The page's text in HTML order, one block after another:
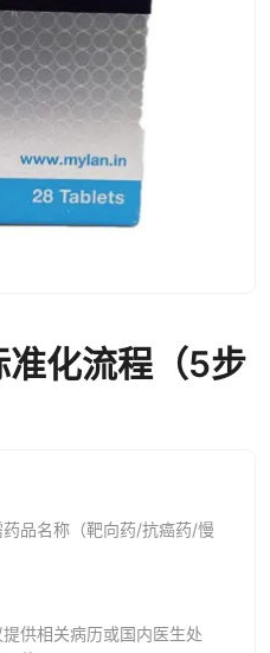
化流程（5步
品名称（靶向药/抗癌药/慢
供相关病历或国内医生处